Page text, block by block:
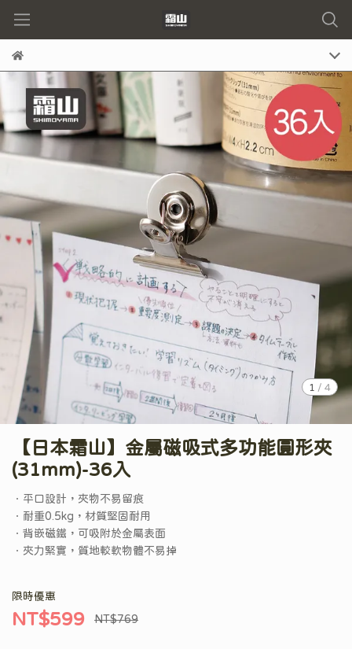
1 / 4
【日本霜山】金屬磁吸式多功能圓形夾
(31mm)-36入
．平口設計，夾物不易留痕
．耐重0.5kg，材質堅固耐用
．背嵌磁鐵，可吸附於金屬表面
．夾力緊實，質地較軟物體不易掉
限時優惠
NT$599 NT$769